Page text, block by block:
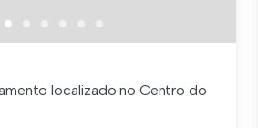
localizado no Centro do